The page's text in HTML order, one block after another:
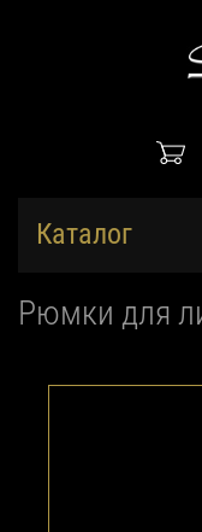
Каталог
Рюмки для